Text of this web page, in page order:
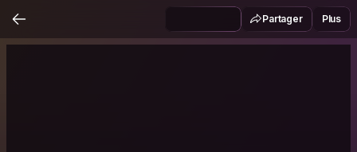
Partager Plus